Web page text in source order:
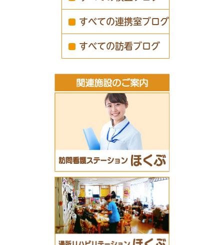
すべての連携室ブログ
すべての訪看ブログ